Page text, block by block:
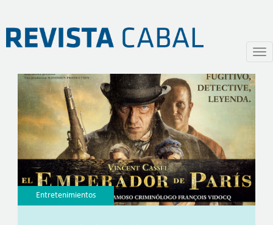
Pasar
contenido
principal
El emperador de París
Entretenimientos